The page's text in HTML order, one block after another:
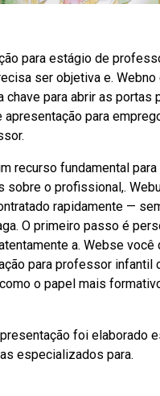
para estágio de
ser objetiva e.
chave para abrir as
para
recurso fundamental
sobre o profissional,.
rapidamente —
O primeiro passo é
a. Webse
para professor
o papel mais
foi elaborado
especializados para.